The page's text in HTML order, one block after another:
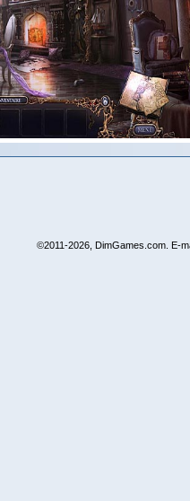
©2011-2026, DimGames.com. E-